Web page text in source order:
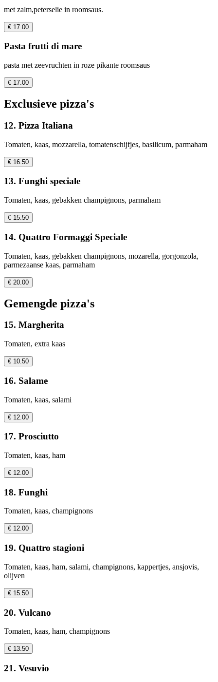
met zalm,peterselie in roomsaus.
€ 17.00
Pasta frutti di mare
pasta met zeevruchten in roze pikante roomsaus
€ 17.00
Exclusieve pizza's
12. Pizza Italiana
Tomaten, kaas, mozzarella, tomatenschijfjes, basilicum, parmaham
€ 16.50
13. Funghi speciale
Tomaten, kaas, gebakken champignons, parmaham
€ 15.50
14. Quattro Formaggi Speciale
Tomaten, kaas, gebakken champignons, mozarella, gorgonzola,
parmezaanse kaas, parmaham
€ 20.00
Gemengde pizza's
15. Margherita
Tomaten, extra kaas
€ 10.50
16. Salame
Tomaten, kaas, salami
€ 12.00
17. Prosciutto
Tomaten, kaas, ham
€ 12.00
18. Funghi
Tomaten, kaas, champignons
€ 12.00
19. Quattro stagioni
Tomaten, kaas, ham, salami, champignons, kappertjes, ansjovis,
olijven
€ 15.50
20. Vulcano
Tomaten, kaas, ham, champignons
€ 13.50
21. Vesuvio